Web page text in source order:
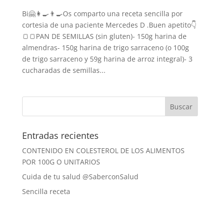
Bi🤗👩‍🍳👨‍🍳Os comparto una receta sencilla por
cortesia de una paciente Mercedes D .Buen apetito👇
🍞🍞PAN DE SEMILLAS (sin gluten)- 150g harina de
almendras- 150g harina de trigo sarraceno (o 100g
de trigo sarraceno y 59g harina de arroz integral)- 3
cucharadas de semillas...
Entradas recientes
CONTENIDO EN COLESTEROL DE LOS ALIMENTOS
POR 100G O UNITARIOS
Cuida de tu salud @SaberconSalud
Sencilla receta